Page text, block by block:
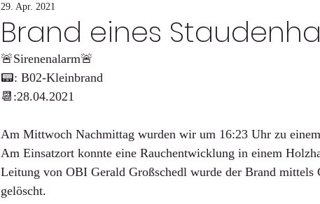
Brand eines
29. Apr. 2021
🚨Sirenenalarm🚨
📟: B02-Kleinbrand
📆:28.04.2021
Am Mittwoch Nachmittag wurden wir um 16:23 Uhr zu
Am Einsatzort konnte eine Rauchentwicklung in einem
Leitung von OBI Gerald Großschedl wurde der Brand mittels
gelöscht.